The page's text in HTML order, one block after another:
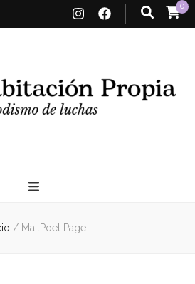
0
Propia
/ MailPoet Page